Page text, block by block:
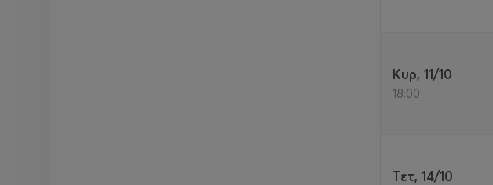
Κυρ, 11/10
18:00
Τετ, 14/10